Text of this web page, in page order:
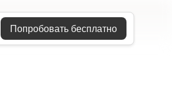
Попробовать бесплатно